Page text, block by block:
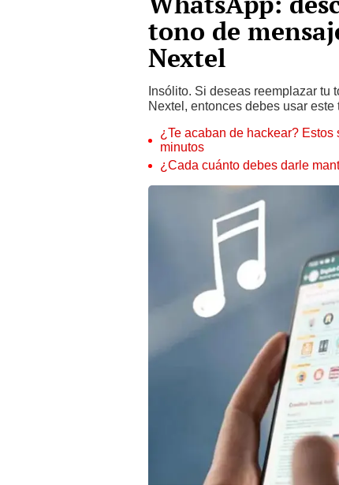
tono de
Nextel
Insólito. Si deseas reemplazar tu
Nextel, entonces debes usar
¿Te acaban de hackear?
minutos
¿Cada cuánto debes darle